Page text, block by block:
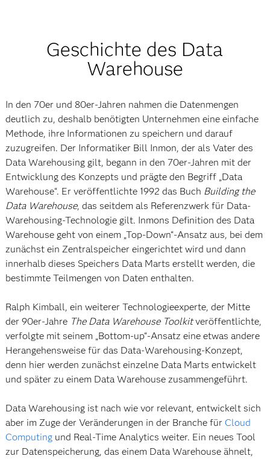
Geschichte des Data
Warehouse
In den 70er und 80er-Jahren nahmen die Datenmengen
deutlich zu, deshalb benötigten Unternehmen eine einfache
Methode, ihre Informationen zu speichern und darauf
zuzugreifen. Der Informatiker Bill Inmon, der als Vater des
Data Warehousing gilt, begann in den 70er-Jahren mit der
Entwicklung des Konzepts und prägte den Begriff „Data
Warehouse“. Er veröffentlichte 1992 das Buch Building the
Data Warehouse, das seitdem als Referenzwerk für Data-
Warehousing-Technologie gilt. Inmons Definition des Data
Warehouse geht von einem „Top-Down“-Ansatz aus, bei dem
zunächst ein Zentralspeicher eingerichtet wird und dann
innerhalb dieses Speichers Data Marts erstellt werden, die
bestimmte Teilmengen von Daten enthalten.
Ralph Kimball, ein weiterer Technologieexperte, der Mitte
der 90er-Jahre The Data Warehouse Toolkitveröffentlichte,
verfolgte mit seinem „Bottom-up“-Ansatz eine etwas andere
Herangehensweise für das Data-Warehousing-Konzept,
denn hier werden zunächst einzelne Data Marts entwickelt
und später zu einem Data Warehouse zusammengeführt.
Data Warehousing ist nach wie vor relevant, entwickelt sich
aber im Zuge der Veränderungen in der Branche für Cloud
Computingund Real-Time Analytics weiter. Ein neues Tool
zur Datenspeicherung, das einem Data Warehouse ähnelt,